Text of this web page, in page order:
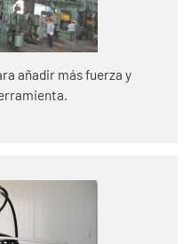
añadir más fuerza y